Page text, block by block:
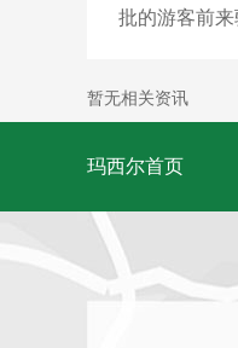
批的游客前来
暂无相关资讯
玛西尔首页